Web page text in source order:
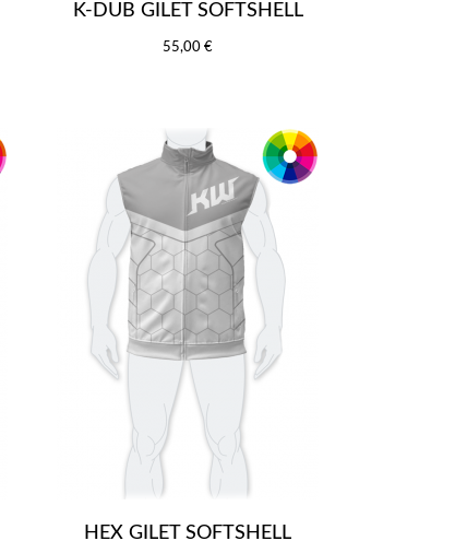
K-DUB GILET SOFTSHELL
55,00 €
HEX GILET SOFTSHELL